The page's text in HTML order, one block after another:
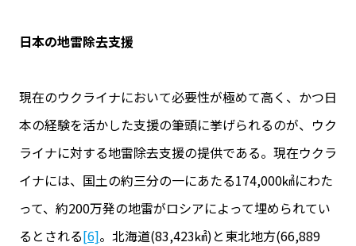
日本の地雷除去支援
現在のウクライナにおいて必要性が極めて高く、かつ日
本の経験を活かした支援の筆頭に挙げられるのが、ウク
ライナに対する地雷除去支援の提供である。現在ウクラ
イナには、国土の約三分の一にあたる174,000㎢にわた
って、約200万発の地雷がロシアによって埋められてい
るとされる[6]。北海道(83,423㎢)と東北地方(66,889